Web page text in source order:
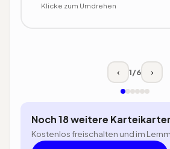
Klicke zum Umdrehen
‹ 1/6 ›
Noch 18 weitere
Kostenlos freischalten und im